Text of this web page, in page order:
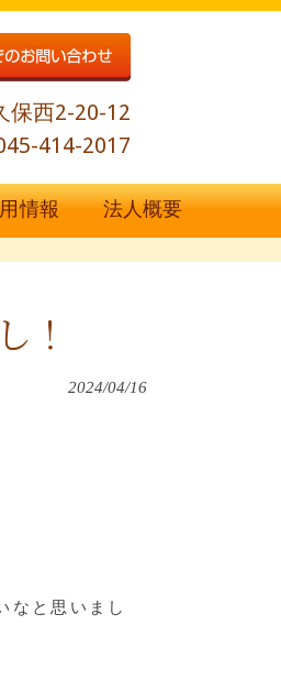
保西2-20-12
414-2017
情報 法人概要
！
2024/04/16
なと思いまし